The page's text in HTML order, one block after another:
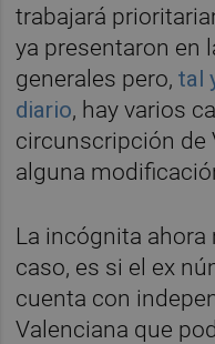
trabajará
ya presentaron en
generales pero,tal
diario, hay varios
circunscripción de
alguna
La incógnita
caso, es si el ex
cuenta con
Valenciana que